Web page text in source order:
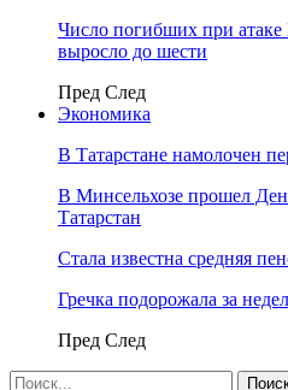
Число погибших при
выросло до шести
Пред След
Экономика
В Татарстане намолочен
В Минсельхозе прошел
Татарстан
Стала известна средняя
Гречка подорожала за
Пред След